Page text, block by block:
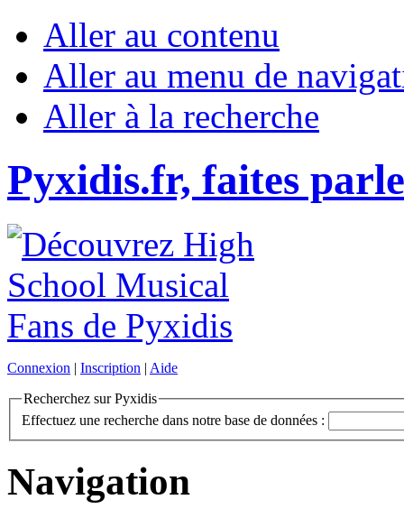
Aller au contenu
Aller au menu de
Aller à la recherche
Pyxidis.fr, faites
Connexion | Inscription | Aide
Recherchez sur Pyxidis
Effectuez une recherche dans notre base de données :
Navigation